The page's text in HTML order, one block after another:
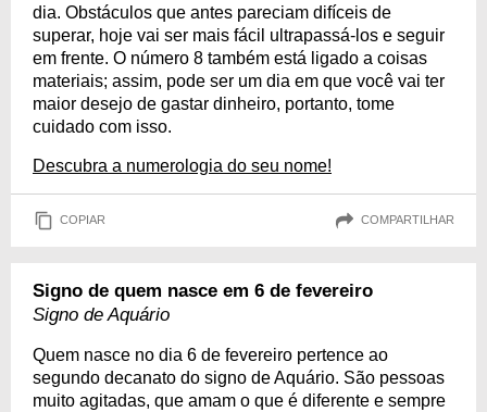
dia. Obstáculos que antes pareciam difíceis de
superar, hoje vai ser mais fácil ultrapassá-los e seguir
em frente. O número 8 também está ligado a coisas
materiais; assim, pode ser um dia em que você vai ter
maior desejo de gastar dinheiro, portanto, tome
cuidado com isso.
Descubra a numerologia do seu nome!
COPIAR COMPARTILHAR
Signo de quem nasce em 6 de fevereiro
Signo de Aquário
Quem nasce no dia 6 de fevereiro pertence ao
segundo decanato do signo de Aquário. São pessoas
muito agitadas, que amam o que é diferente e sempre